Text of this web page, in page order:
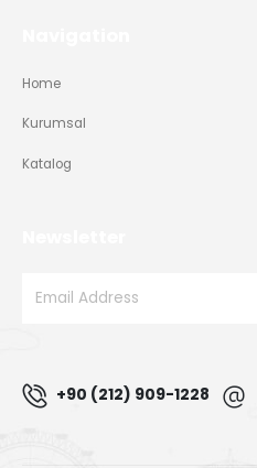
Home
Kurumsal
Katalog
+90 (212) 909-1228